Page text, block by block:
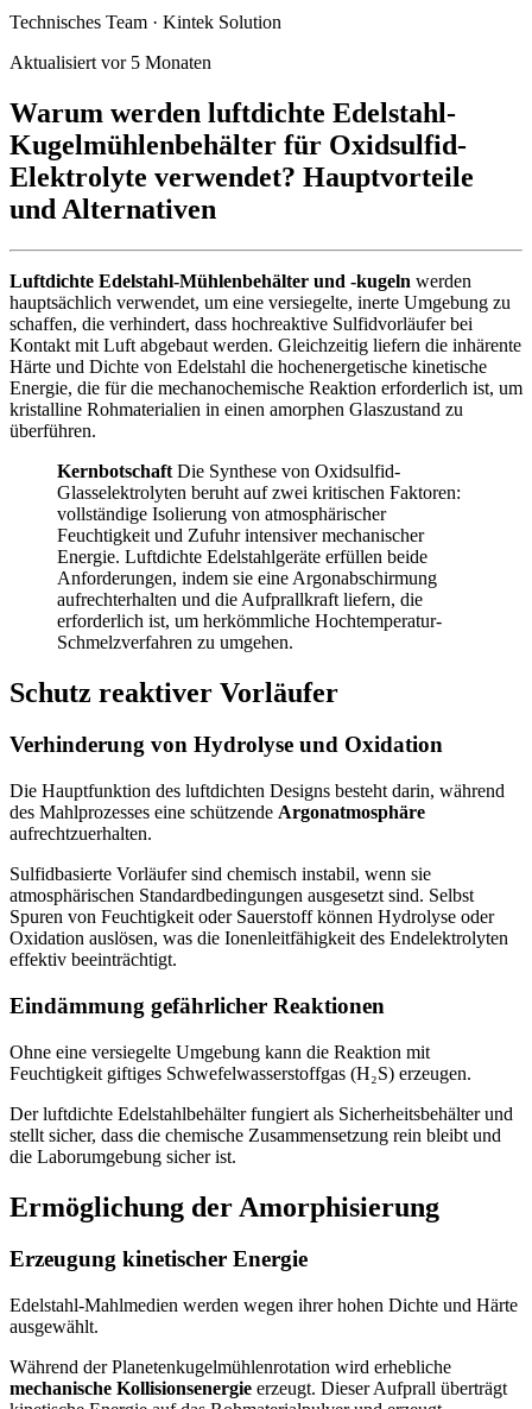
Technisches Team · Kintek Solution
Aktualisiert vor 5 Monaten
Warum werden luftdichte Edelstahl-
Kugelmühlenbehälter für Oxidsulfid-
Elektrolyte verwendet? Hauptvorteile
und Alternativen
Luftdichte Edelstahl-Mühlenbehälter und -kugeln werden
hauptsächlich verwendet, um eine versiegelte, inerte Umgebung zu
schaffen, die verhindert, dass hochreaktive Sulfidvorläufer bei
Kontakt mit Luft abgebaut werden. Gleichzeitig liefern die inhärente
Härte und Dichte von Edelstahl die hochenergetische kinetische
Energie, die für die mechanochemische Reaktion erforderlich ist, um
kristalline Rohmaterialien in einen amorphen Glaszustand zu
überführen.
Kernbotschaft Die Synthese von Oxidsulfid-
Glasselektrolyten beruht auf zwei kritischen Faktoren:
vollständige Isolierung von atmosphärischer
Feuchtigkeit und Zufuhr intensiver mechanischer
Energie. Luftdichte Edelstahlgeräte erfüllen beide
Anforderungen, indem sie eine Argonabschirmung
aufrechterhalten und die Aufprallkraft liefern, die
erforderlich ist, um herkömmliche Hochtemperatur-
Schmelzverfahren zu umgehen.
Schutz reaktiver Vorläufer
Verhinderung von Hydrolyse und Oxidation
Die Hauptfunktion des luftdichten Designs besteht darin, während
des Mahlprozesses eine schützende Argonatmosphäre
aufrechtzuerhalten.
Sulfidbasierte Vorläufer sind chemisch instabil, wenn sie
atmosphärischen Standardbedingungen ausgesetzt sind. Selbst
Spuren von Feuchtigkeit oder Sauerstoff können Hydrolyse oder
Oxidation auslösen, was die Ionenleitfähigkeit des Endelektrolyten
effektiv beeinträchtigt.
Eindämmung gefährlicher Reaktionen
Ohne eine versiegelte Umgebung kann die Reaktion mit
Feuchtigkeit giftiges Schwefelwasserstoffgas (H₂S) erzeugen.
Der luftdichte Edelstahlbehälter fungiert als Sicherheitsbehälter und
stellt sicher, dass die chemische Zusammensetzung rein bleibt und
die Laborumgebung sicher ist.
Ermöglichung der Amorphisierung
Erzeugung kinetischer Energie
Edelstahl-Mahlmedien werden wegen ihrer hohen Dichte und Härte
ausgewählt.
Während der Planetenkugelmühlenrotation wird erhebliche
mechanische Kollisionsenergie erzeugt. Dieser Aufprall überträgt